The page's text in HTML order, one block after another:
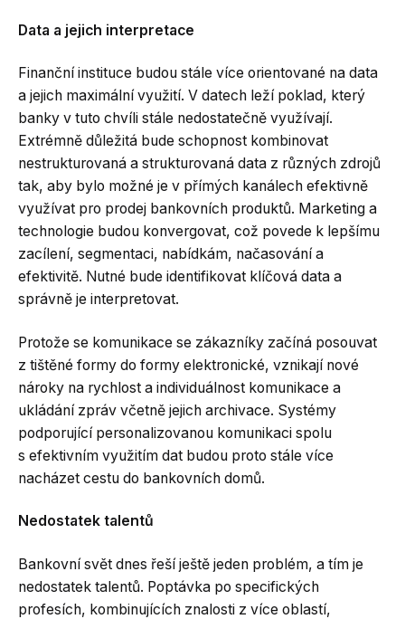
Data a jejich interpretace
Finanční instituce budou stále více orientované na data
a jejich maximální využití. V datech leží poklad, který
banky v tuto chvíli stále nedostatečně využívají.
Extrémně důležitá bude schopnost kombinovat
nestrukturovaná a strukturovaná data z různých zdrojů
tak, aby bylo možné je v přímých kanálech efektivně
využívat pro prodej bankovních produktů. Marketing a
technologie budou konvergovat, což povede k lepšímu
zacílení, segmentaci, nabídkám, načasování a
efektivitě. Nutné bude identifikovat klíčová data a
správně je interpretovat.
Protože se komunikace se zákazníky začíná posouvat
z tištěné formy do formy elektronické, vznikají nové
nároky na rychlost a individuálnost komunikace a
ukládání zpráv včetně jejich archivace. Systémy
podporující personalizovanou komunikaci spolu
s efektivním využitím dat budou proto stále více
nacházet cestu do bankovních domů.
Nedostatek talentů
Bankovní svět dnes řeší ještě jeden problém, a tím je
nedostatek talentů. Poptávka po specifických
profesích, kombinujících znalosti z více oblastí,